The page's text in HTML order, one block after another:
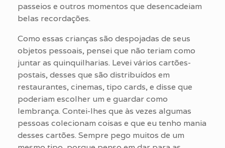
passeios e outros momentos que desencadeiam
belas recordações.
Como essas crianças são despojadas de seus
objetos pessoais, pensei que não teriam como
juntar as quinquilharias. Levei vários cartões-
postais, desses que são distribuídos em
restaurantes, cinemas, tipo cards, e disse que
poderiam escolher um e guardar como
lembrança. Contei-lhes que às vezes algumas
pessoas colecionam coisas e que eu tenho mania
desses cartões. Sempre pego muitos de um